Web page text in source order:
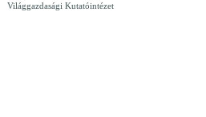
Világgazdasági Kutatóintézet